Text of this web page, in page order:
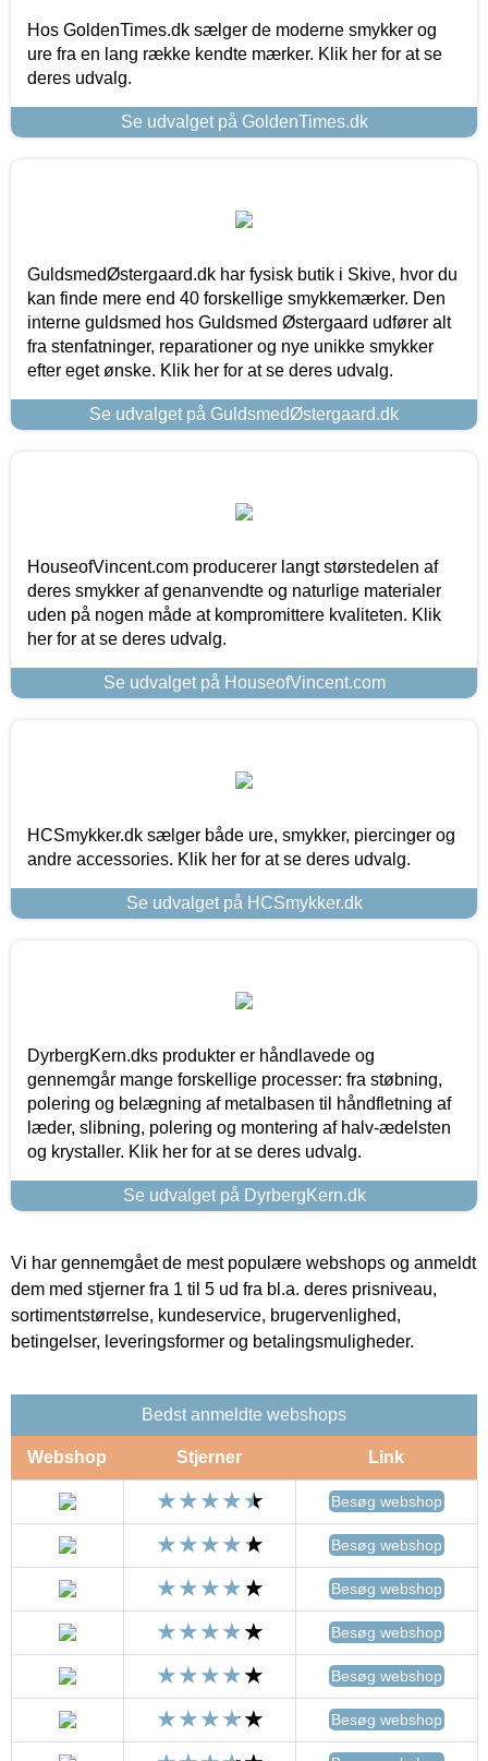
Hos GoldenTimes.dk sælger de moderne smykker og
ure fra en lang række kendte mærker. Klik her for at se
deres udvalg.
Se udvalget på GoldenTimes.dk
GuldsmedØstergaard.dk har fysisk butik i Skive, hvor du
kan finde mere end 40 forskellige smykkemærker. Den
interne guldsmed hos Guldsmed Østergaard udfører alt
fra stenfatninger, reparationer og nye unikke smykker
efter eget ønske. Klik her for at se deres udvalg.
Se udvalget på GuldsmedØstergaard.dk
HouseofVincent.com producerer langt størstedelen af
deres smykker af genanvendte og naturlige materialer
uden på nogen måde at kompromittere kvaliteten. Klik
her for at se deres udvalg.
Se udvalget på HouseofVincent.com
HCSmykker.dk sælger både ure, smykker, piercinger og
andre accessories. Klik her for at se deres udvalg.
Se udvalget på HCSmykker.dk
DyrbergKern.dks produkter er håndlavede og
gennemgår mange forskellige processer: fra støbning,
polering og belægning af metalbasen til håndfletning af
læder, slibning, polering og montering af halv-ædelsten
og krystaller. Klik her for at se deres udvalg.
Se udvalget på DyrbergKern.dk
Vi har gennemgået de mest populære webshops og anmeldt
dem med stjerner fra 1 til 5 ud fra bl.a. deres prisniveau,
sortimentstørrelse, kundeservice, brugervenlighed,
betingelser, leveringsformer og betalingsmuligheder.
Bedst anmeldte webshops
Webshop Stjerner Link
Besøg webshop
Besøg webshop
Besøg webshop
Besøg webshop
Besøg webshop
Besøg webshop